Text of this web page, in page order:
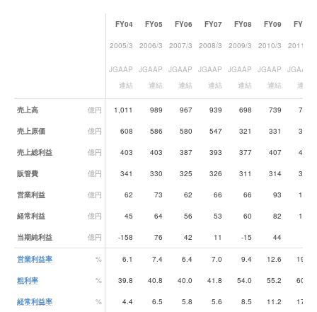
業績データ一覧
FY04 FY05 FY06 FY07 FY08 FY09 FY10
2005/3 2006/3 2007/3 2008/3 2009/3 2010/3 2011/3
JGAAP
連結
JGAAP
連結
JGAAP
連結
JGAAP
連結
JGAAP
連結
JGAAP
連結
JGAAP
連結
売上高 億円 1,011 989 967 939 698 739 766
売上原価 億円 608 586 580 547 321 331 305
売上総利益 億円 403 403 387 393 377 407 461
販管費 億円 341 330 325 326 311 314 312
営業利益 億円 62 73 62 66 66 93 150
経常利益 億円 45 64 56 53 60 82 134
当期純利益 億円 -158 76 42 11 -15 44
営業利益率 % 6.1 7.4 6.4 7.0 9.4 12.6 19.6
粗利率 % 39.8 40.8 40.0 41.8 54.0 55.2 60.2
経常利益率 % 4.4 6.5 5.8 5.6 8.5 11.2 17.5